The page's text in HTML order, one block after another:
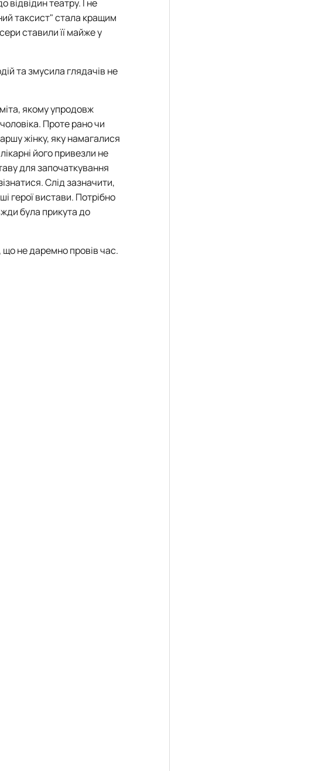
відвідин театру. І не
таксист" стала кращим
ставили її майже у
та змусила глядачів не
якому упродовж
Проте рано чи
жінку, яку намагалися
його привезли не
для започаткування
Слід зазначити,
герої вистави. Потрібно
була прикута до
що не даремно провів час.